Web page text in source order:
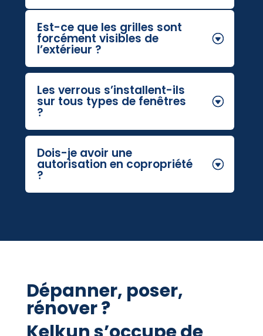
Est-ce que les grilles sont
forcément visibles de
l’extérieur ?
Les verrous s’installent-ils
sur tous types de fenêtres
?
Dois-je avoir une
autorisation en copropriété
?
Dépanner, poser,
rénover ?